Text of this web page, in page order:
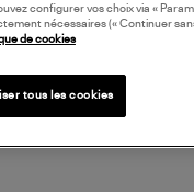
configurer vos choix via «
nécessaires (« Continuer
de cookies
tous les cookies